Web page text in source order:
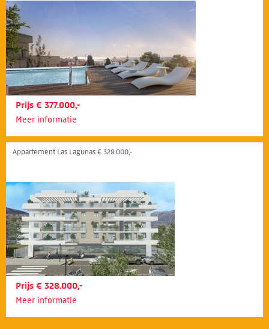
Prijs € 377.000,-
Meer informatie
Appartement Las Lagunas € 328.000,-
Prijs € 328.000,-
Meer informatie